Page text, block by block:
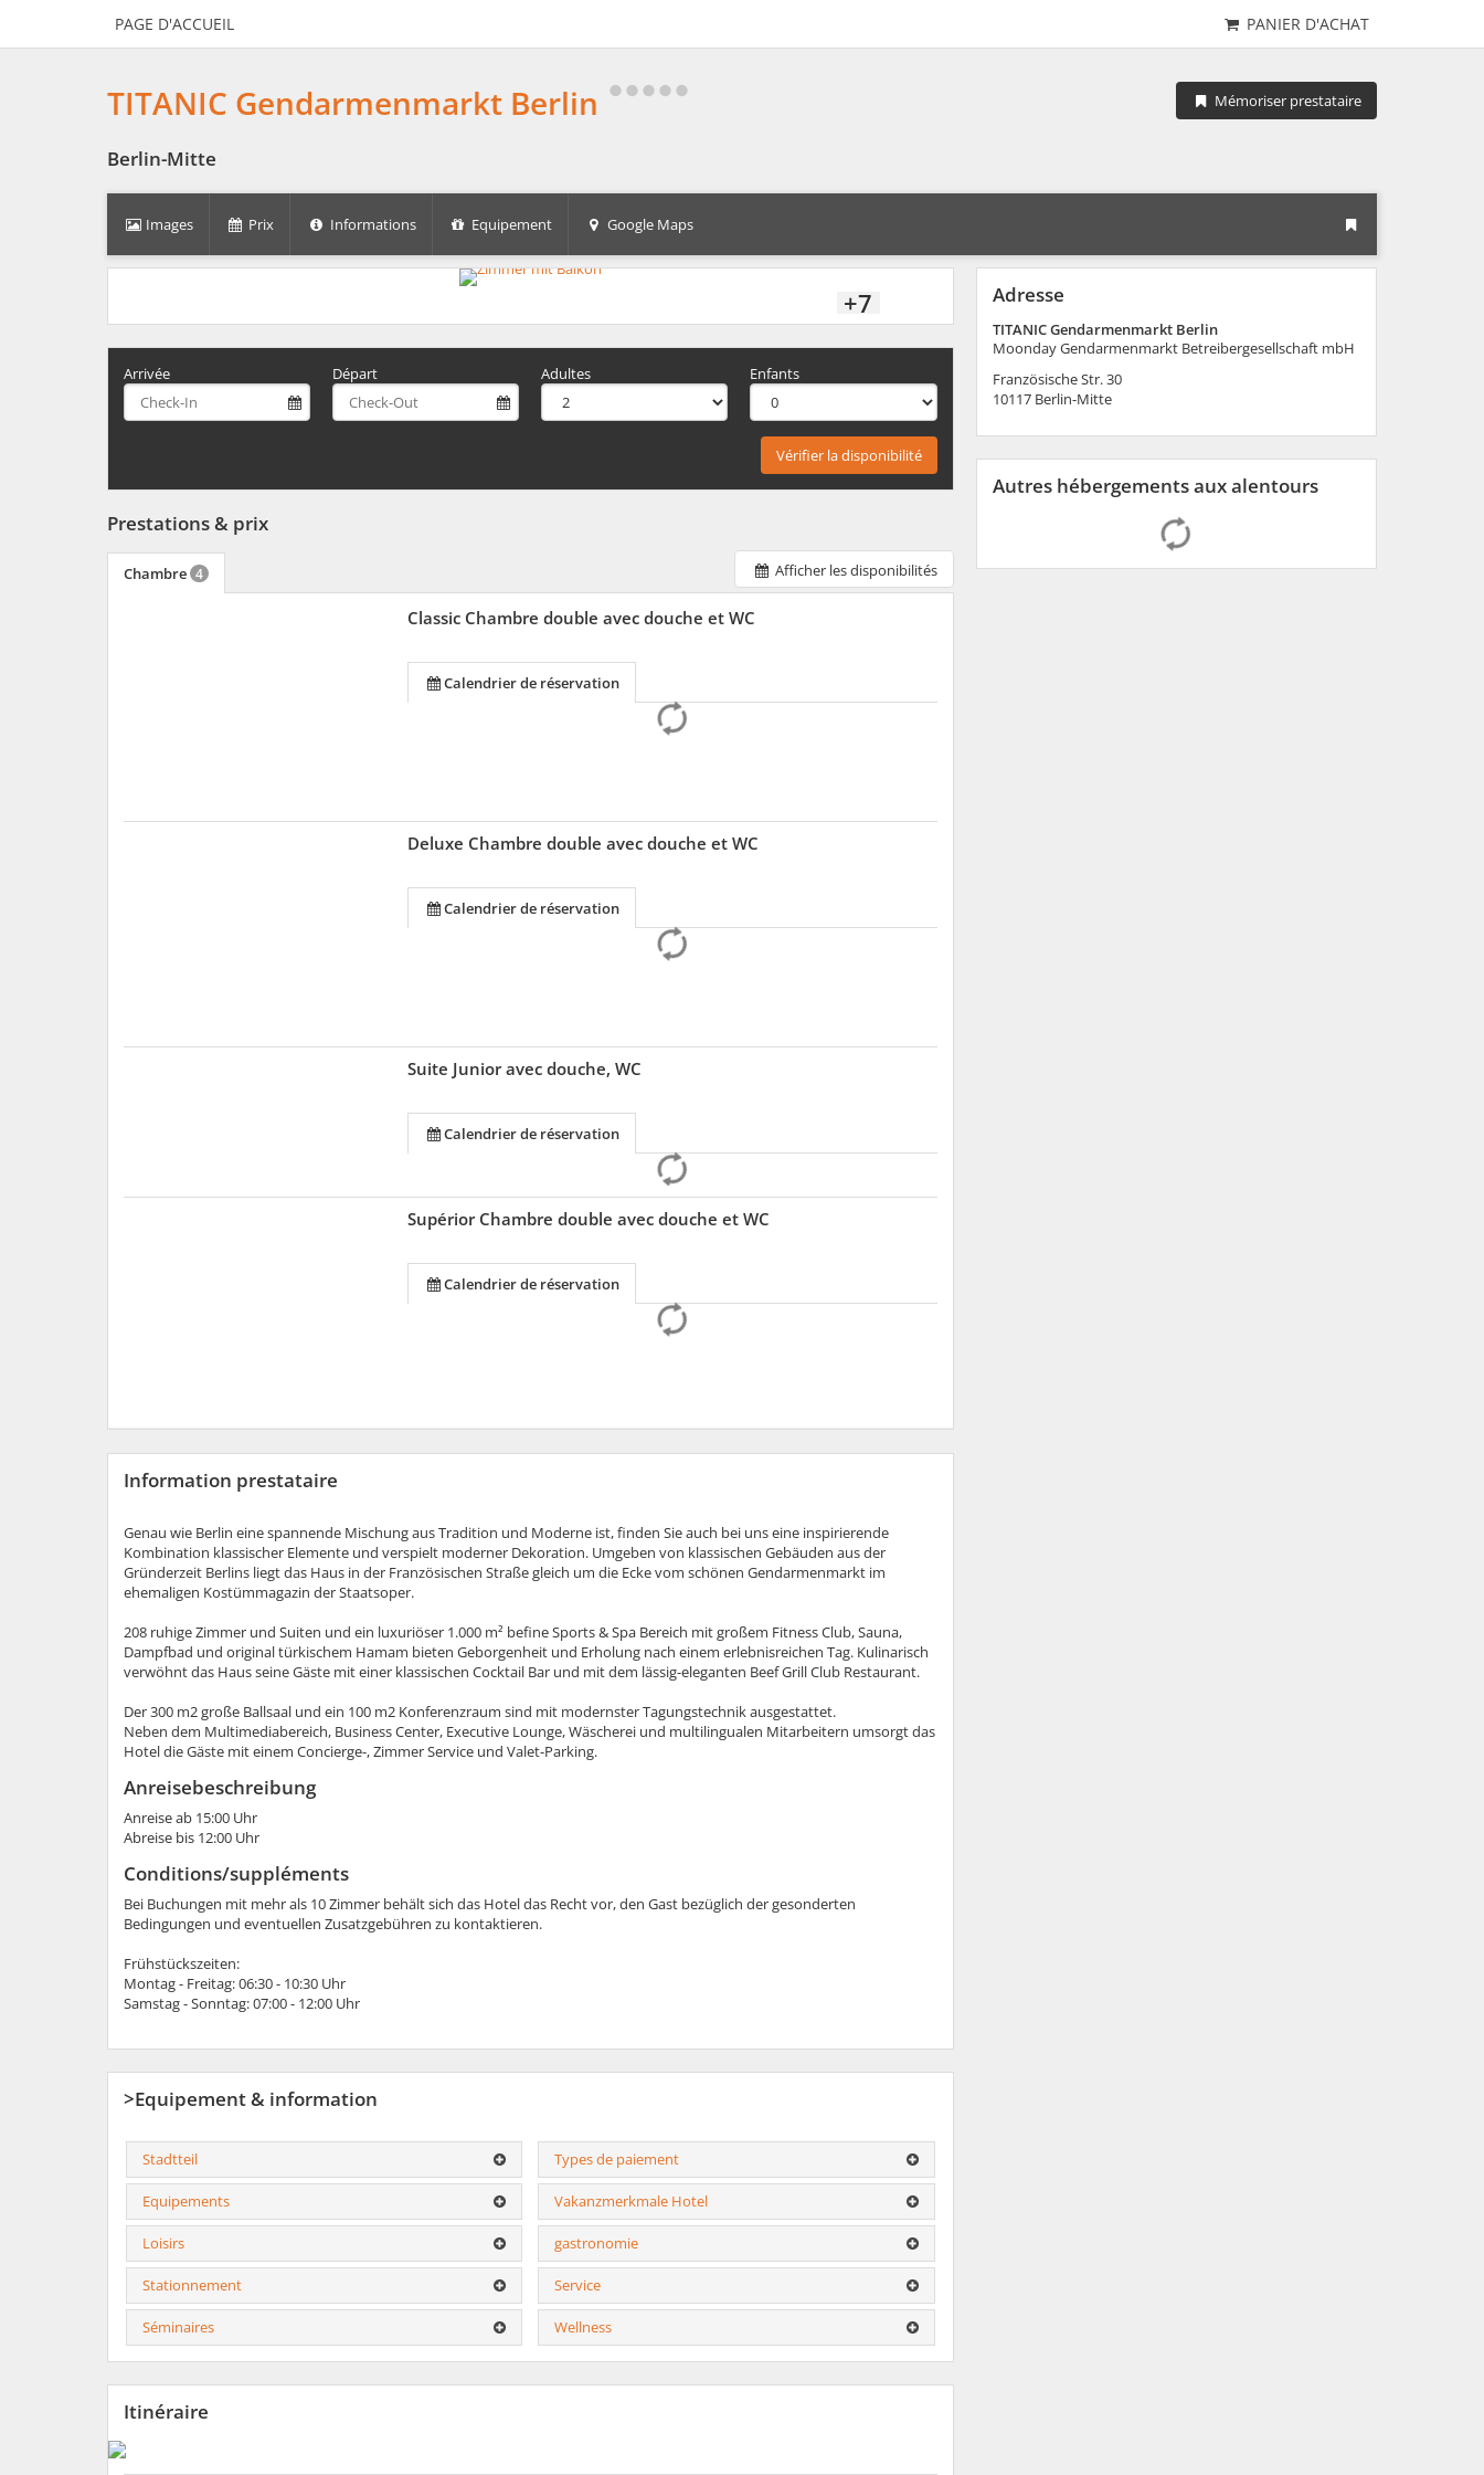
PANIER D'ACHAT
PAGE D'ACCUEIL
TITANIC Gendarmenmarkt Berlin Mémoriser prestataire
Berlin-Mitte
Images Prix Informations Equipement Google Maps
+7
Arrivée Départ Adultes Enfants
Vérifier la disponibilité
Afficher les disponibilités
Prestations & prix
Chambre 4
Classic Chambre double avec douche et WC
Calendrier de réservation
Deluxe Chambre double avec douche et WC
Calendrier de réservation
Suite Junior avec douche, WC
Calendrier de réservation
Supérior Chambre double avec douche et WC
Calendrier de réservation
Information prestataire
Genau wie Berlin eine spannende Mischung aus Tradition und Moderne ist, finden Sie auch bei uns eine inspirierende
Kombination klassischer Elemente und verspielt moderner Dekoration. Umgeben von klassischen Gebäuden aus der
Gründerzeit Berlins liegt das Haus in der Französischen Straße gleich um die Ecke vom schönen Gendarmenmarkt im
ehemaligen Kostümmagazin der Staatsoper.
208 ruhige Zimmer und Suiten und ein luxuriöser 1.000 m² befine Sports & Spa Bereich mit großem Fitness Club, Sauna,
Dampfbad und original türkischem Hamam bieten Geborgenheit und Erholung nach einem erlebnisreichen Tag. Kulinarisch
verwöhnt das Haus seine Gäste mit einer klassischen Cocktail Bar und mit dem lässig-eleganten Beef Grill Club Restaurant.
Der 300 m2 große Ballsaal und ein 100 m2 Konferenzraum sind mit modernster Tagungstechnik ausgestattet.
Neben dem Multimediabereich, Business Center, Executive Lounge, Wäscherei und multilingualen Mitarbeitern umsorgt das
Hotel die Gäste mit einem Concierge-, Zimmer Service und Valet-Parking.
Anreisebeschreibung
Anreise ab 15:00 Uhr
Abreise bis 12:00 Uhr
Conditions/suppléments
Bei Buchungen mit mehr als 10 Zimmer behält sich das Hotel das Recht vor, den Gast bezüglich der gesonderten
Bedingungen und eventuellen Zusatzgebühren zu kontaktieren.
Frühstückszeiten:
Montag - Freitag: 06:30 - 10:30 Uhr
Samstag - Sonntag: 07:00 - 12:00 Uhr
>Equipement & information
Stadtteil Types de paiement
Equipements Vakanzmerkmale Hotel
Loisirs gastronomie
Stationnement Service
Séminaires Wellness
Itinéraire
Adresse
TITANIC Gendarmenmarkt Berlin
Moonday Gendarmenmarkt Betreibergesellschaft mbH
Französische Str. 30
10117 Berlin-Mitte
Autres hébergements aux alentours